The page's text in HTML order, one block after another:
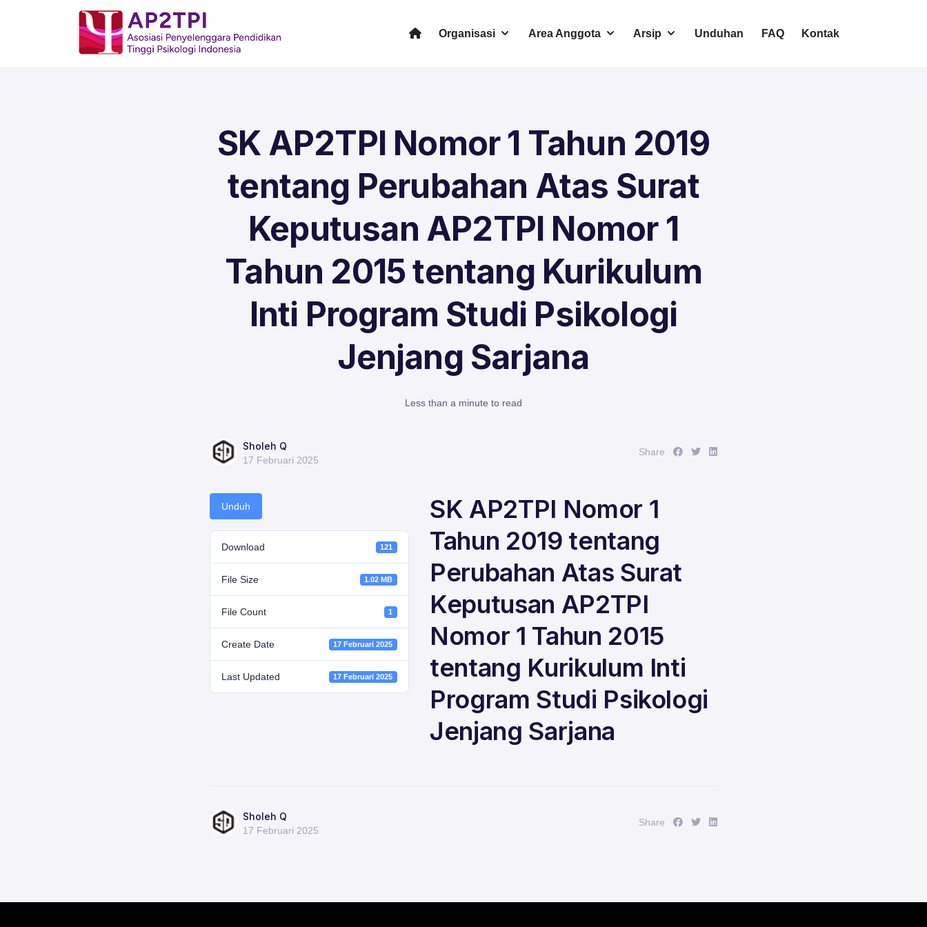
Organisasi Area Anggota Arsip Unduhan FAQ Kontak
SK AP2TPI Nomor 1 Tahun 2019
tentang Perubahan Atas Surat
Keputusan AP2TPI Nomor 1
Tahun 2015 tentang Kurikulum
Inti Program Studi Psikologi
Jenjang Sarjana
Less than a minute to read
Sholeh Q
17 Februari 2025
Share Share :Share :Share :
Unduh
Download 121
File Size 1.02 MB
File Count 1
Create Date 17 Februari 2025
Last Updated 17 Februari 2025
SK AP2TPI Nomor 1
Tahun 2019 tentang
Perubahan Atas Surat
Keputusan AP2TPI
Nomor 1 Tahun 2015
tentang Kurikulum Inti
Program Studi Psikologi
Jenjang Sarjana
Sholeh Q
17 Februari 2025
Share Share :Share :Share :